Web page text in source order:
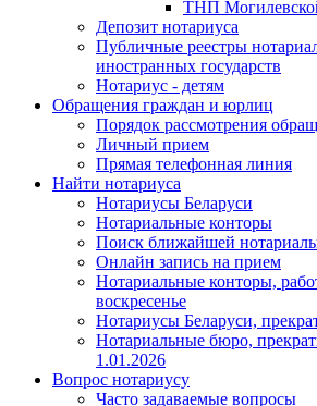
ТНП
Депозит нотариуса
Публичные реестры
иностранных государств
Нотариус - детям
Обращения граждан и юрлиц
Порядок рассмотрения
Личный прием
Прямая телефонная линия
Найти нотариуса
Нотариусы Беларуси
Нотариальные конторы
Поиск ближайшей
Онлайн запись на прием
Нотариальные конторы,
воскресенье
Нотариусы Беларуси,
Нотариальные бюро,
1.01.2026
Вопрос нотариусу
Часто задаваемые вопросы